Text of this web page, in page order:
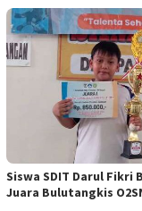
Siswa SDIT Darul Fikri
Juara Bulutangkis